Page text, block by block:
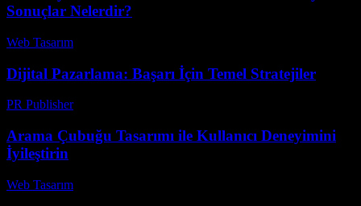
Sonuçlar Nelerdir?
Web Tasarım
Dijital Pazarlama: Başarı İçin Temel Stratejiler
PR Publisher-
Arama Çubuğu Tasarımı ile Kullanıcı Deneyimini
İyileştirin
Web Tasarım